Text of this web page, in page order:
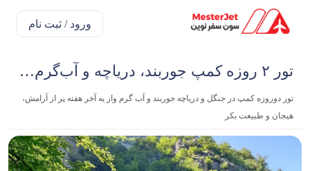
ورود / ثبت نام
تور ۲ روزه کمپ جوربند، دریاچه و آب‌گرم واز
تور دو‌روزه کمپ در جنگل و دریاچه جوربند و آب گرم واز یه آخر هفته پر از آرامش،
هیجان و طبیعت بکر